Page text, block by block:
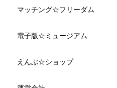
マッチング☆フリーダム
電子版☆ミュージアム
えんぶ☆ショップ